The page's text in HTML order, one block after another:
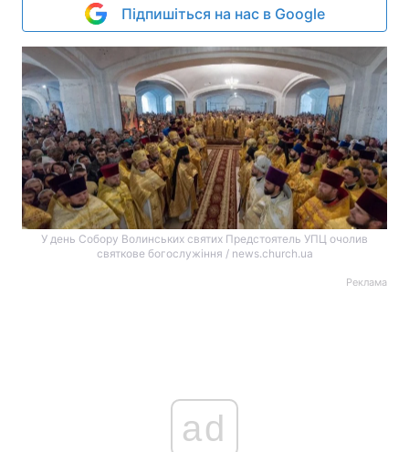
Підпишіться на нас в Google
У день Собору Волинських святих Предстоятель УПЦ очолив
святкове богослужіння / news.church.ua
Реклама
ad